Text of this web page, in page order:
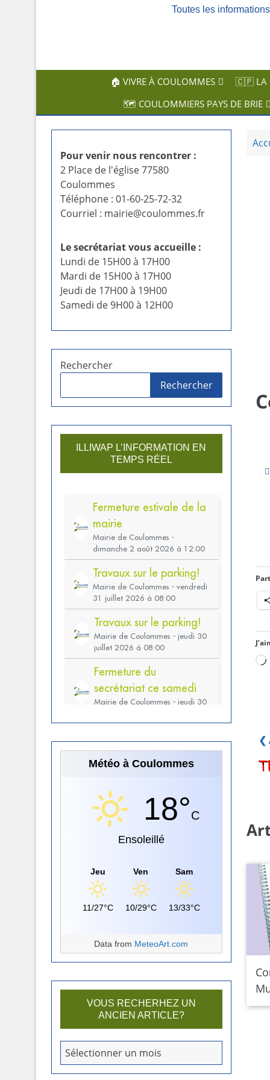
l
Toutes les
🏠 VIVRE À COULOMMES 🇨🇵 LA
🗺️ COULOMMIERS PAYS DE BRIE
❮
Pour venir nous rencontrer :
2 Place de l'église 77580
Coulommes
Téléphone : 01-60-25-72-32
Courriel : mairie@coulommes.fr
Le secrétariat vous accueille :
Lundi de 15H00 à 17H00
Mardi de 15H00 à 17H00
Jeudi de 17H00 à 19H00
Samedi de 9H00 à 12H00
Rechercher
Rechercher
ILLIWAP L’INFORMATION EN
TEMPS RÉEL
Météo à Coulommes
18°C
Ensoleillé
Jeu
11/27°C
Ven
10/29°C
Sam
13/33°C
Data from MeteoArt.com
VOUS RECHERHEZ UN
ANCIEN ARTICLE?
o
u
Sélectionner un mois